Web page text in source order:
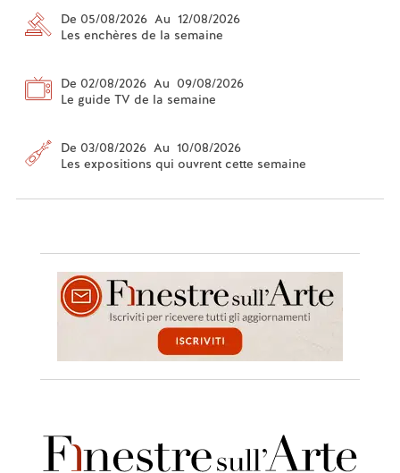
De 05/08/2026 Au 12/08/2026
Les enchères de la semaine
De 02/08/2026 Au 09/08/2026
Le guide TV de la semaine
De 03/08/2026 Au 10/08/2026
Les expositions qui ouvrent cette semaine